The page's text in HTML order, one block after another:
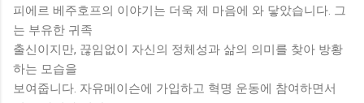
피에르 베주호프의 이야기는 더욱 제 마음에 와 닿았습니다. 그
는 부유한 귀족
출신이지만, 끊임없이 자신의 정체성과 삶의 의미를 찾아 방황
하는 모습을
보여줍니다. 자유메이슨에 가입하고 혁명 운동에 참여하면서